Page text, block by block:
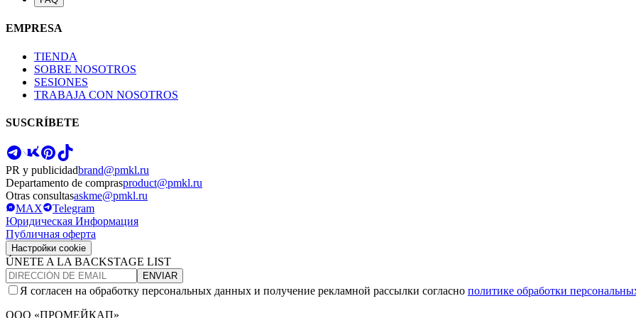
EMPRESA
TIENDA
SOBRE NOSOTROS
SESIONES
TRABAJA CON NOSOTROS
SUSCRÍBETE
PR y publicidadbrand@pmkl.ru
Departamento de comprasproduct@pmkl.ru
Otras consultasaskme@pmkl.ru
MAX
Telegram
Юридическая Информация
Публичная оферта
Настройки cookie
ÚNETE A LA BACKSTAGE LIST
ENVIAR
Я согласен на обработку персональных данных и получение рекламной рассылки согласно политике обработки
ООО «ПРОМЕЙКАП»